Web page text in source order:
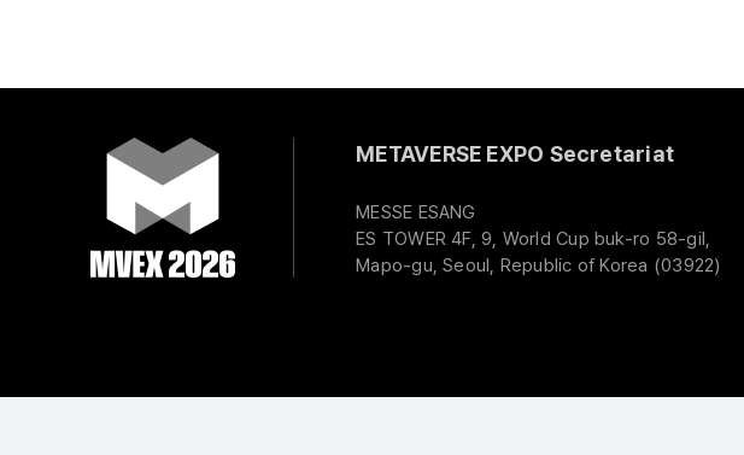
METAVERSE EXPO Secretariat
MESSE ESANG
ES TOWER 4F, 9, World Cup buk-ro 58-gil,
Mapo-gu, Seoul, Republic of Korea (03922)